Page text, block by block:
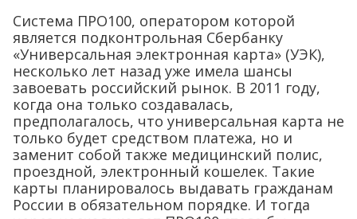
Система ПРО100, оператором которой
является подконтрольная Сбербанку
«Универсальная электронная карта» (УЭК),
несколько лет назад уже имела шансы
завоевать российский рынок. В 2011 году,
когда она только создавалась,
предполагалось, что универсальная карта не
только будет средством платежа, но и
заменит собой также медицинский полис,
проездной, электронный кошелек. Такие
карты планировалось выдавать гражданам
России в обязательном порядке. И тогда